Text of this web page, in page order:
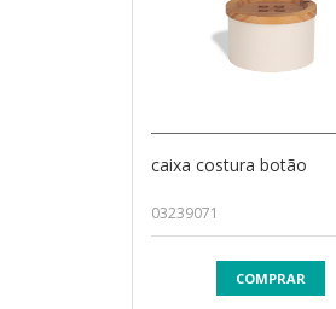
caixa costura botão
03239071
COMPRAR